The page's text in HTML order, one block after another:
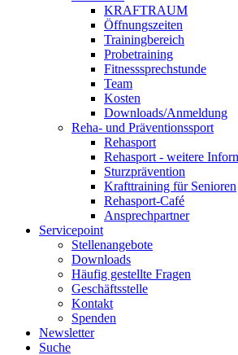
KRAFTRAUM
Öffnungszeiten
Trainingbereich
Probetraining
Fitnesssprechstunde
Team
Kosten
Downloads/Anmeldung
Reha- und Präventionssport
Rehasport
Rehasport - weitere
Sturzprävention
Krafttraining für Senioren
Rehasport-Café
Ansprechpartner
Servicepoint
Stellenangebote
Downloads
Häufig gestellte Fragen
Geschäftsstelle
Kontakt
Spenden
Newsletter
Suche